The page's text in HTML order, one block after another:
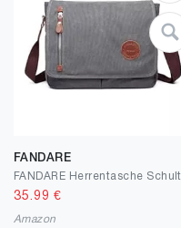
FANDARE
35.99 €
Amazon